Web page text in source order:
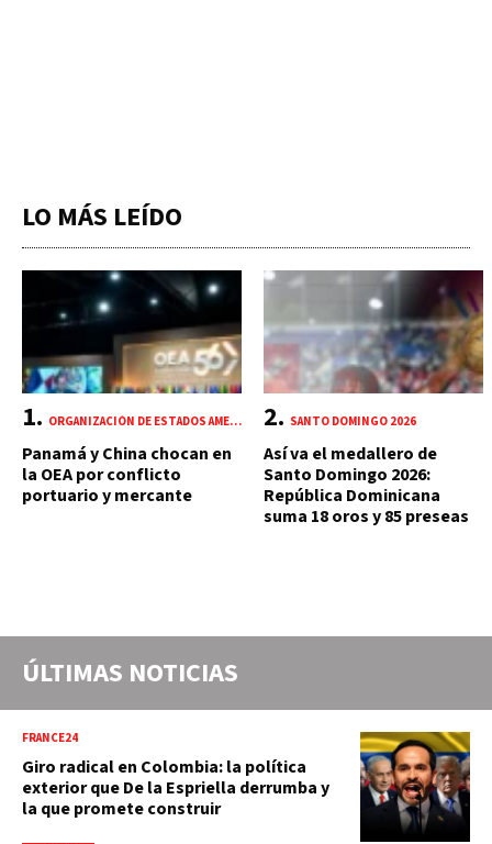
LO MÁS LEÍDO
ORGANIZACIÓN DE ESTADOS AMERICANOS (OEA)
Panamá y China chocan en
la OEA por conflicto
portuario y mercante
SANTO DOMINGO 2026
Así va el medallero de
Santo Domingo 2026:
República Dominicana
suma 18 oros y 85 preseas
ÚLTIMAS NOTICIAS
FRANCE24
Giro radical en Colombia: la política
exterior que De la Espriella derrumba y
la que promete construir